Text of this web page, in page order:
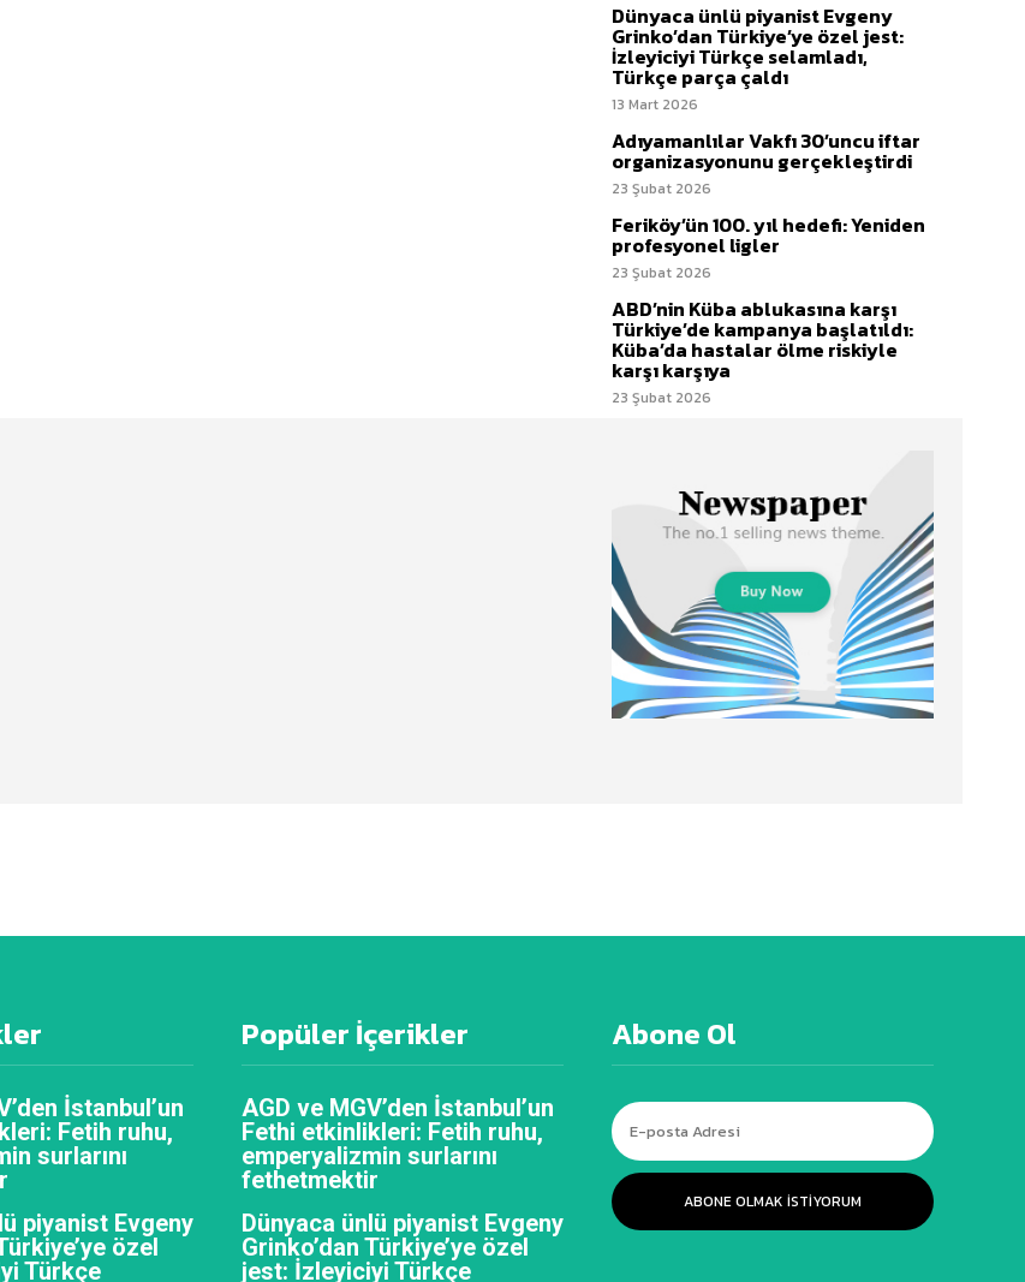
Dünyaca ünlü piyanist Evgeny
Grinko’dan Türkiye’ye özel jest:
İzleyiciyi Türkçe selamladı,
Türkçe parça çaldı
13 Mart 2026
Adıyamanlılar Vakfı 30’uncu iftar
organizasyonunu gerçekleştirdi
23 Şubat 2026
Feriköy’ün 100. yıl hedefi: Yeniden
profesyonel ligler
23 Şubat 2026
ABD’nin Küba ablukasına karşı
Türkiye’de kampanya başlatıldı:
Küba’da hastalar ölme riskiyle
karşı karşıya
23 Şubat 2026
İstanbul’un
Fetih ruhu,
surlarını
piyanist Evgeny
özel
Türkçe
Popüler İçerikler
AGD ve MGV’den İstanbul’un
Fethi etkinlikleri: Fetih ruhu,
emperyalizmin surlarını
fethetmektir
Dünyaca ünlü piyanist Evgeny
Grinko’dan Türkiye’ye özel
jest: İzleyiciyi Türkçe
Abone Ol
ABONE OLMAK ISTIYORUM